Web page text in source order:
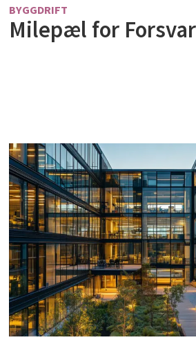
BYGGDRIFT
Milepæl for